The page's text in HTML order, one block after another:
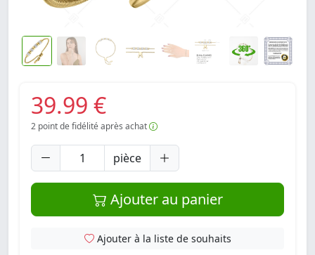
39.99 €
2 point de fidélité après achat
pièce
Ajouter au panier
Ajouter à la liste de souhaits